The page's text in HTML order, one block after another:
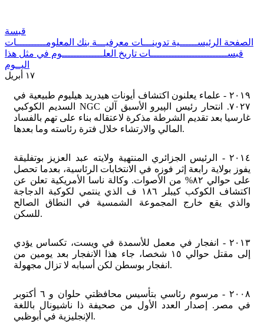
قبسة
الصفحة الرئيســــــية تدوينـــات معرفيـــة بنك المعلومــــــــــات
قبســــــــــــــــــــــــــات تاريخ العلــــــــــــــوم في مثل هذا
اليــوم
١٧ أبريل
٢٠١٩ - علماء يعلنون اكتشاف أيونات هيدريد هيليوم طبيعية في
السديم الكوكبي NGC ٧٠٢٧. انتحار رئيس الپيرو الأسبق آلن
غارسيا بعد تقديم الشرطة مذكرة لاعتقاله بناء على تهم بالفساد
المالي والارتشاء خلال فترة رئاسته وما بعدها.
٢٠١٤ - الرئيس الجزائري المنتهية ولايته عبد العزيز بوتفليقة
يفوز بولاية رابعة إثر فوزه في الانتخابات الرئاسية، بعدما تحصل
على حوالي ٨٢% من الأصوات. وكالة ناسا الأمريكية تعلن عن
اكتشاف الكوكب كيبلر ١٨٦ ف الذي ينتمي لكوكبة الدجاجة
والذي يقع خارج المجموعة الشمسية في النطاق الصالح
للسكن.
٢٠١٣ - انفجار في معمل للأسمدة في ويست، تكساس يؤدي
إلى مقتل حوالي ١٥ شخصا، جاء هذا الانفجار بعد يومين من
انفجار بوسطن لكن أسبابه لا تزال مجهولة.
٢٠٠٨ - مرسوم رئاسي بتأسيس محافظتي حلوان و ٦ أكتوبر
في مصر. إصدار العدد الأول من صحيفة ذا ناشيونال باللغة
الإنجليزية في أبوظبي.